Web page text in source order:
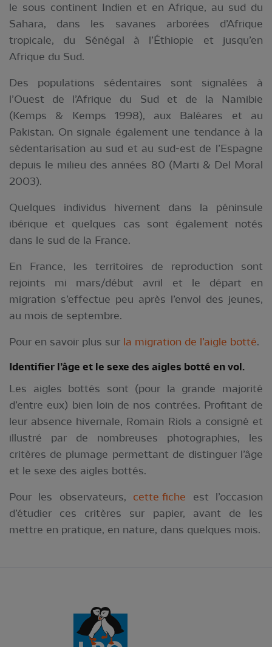
le sous continent Indien et en Afrique, au sud du
Sahara, dans les savanes arborées d’Afrique
tropicale, du Sénégal à l’Éthiopie et jusqu’en
Afrique du Sud.
Des populations sédentaires sont signalées à
l’Ouest de l’Afrique du Sud et de la Namibie
(Kemps & Kemps 1998), aux Baléares et au
Pakistan. On signale également une tendance à la
sédentarisation au sud et au sud-est de l’Espagne
depuis le milieu des années 80 (Marti & Del Moral
2003).
Quelques individus hivernent dans la péninsule
ibérique et quelques cas sont également notés
dans le sud de la France.
En France, les territoires de reproduction sont
rejoints mi mars/début avril et le départ en
migration s’effectue peu après l’envol des jeunes,
au mois de septembre.
Pour en savoir plus sur la migration de l’aigle botté.
Identifier l’âge et le sexe des aigles botté en vol.
Les aigles bottés sont (pour la grande majorité
d’entre eux) bien loin de nos contrées. Profitant de
leur absence hivernale, Romain Riols a consigné et
illustré par de nombreuses photographies, les
critères de plumage permettant de distinguer l’âge
et le sexe des aigles bottés.
Pour les observateurs, cette fiche est l’occasion
d’étudier ces critères sur papier, avant de les
mettre en pratique, en nature, dans quelques mois.